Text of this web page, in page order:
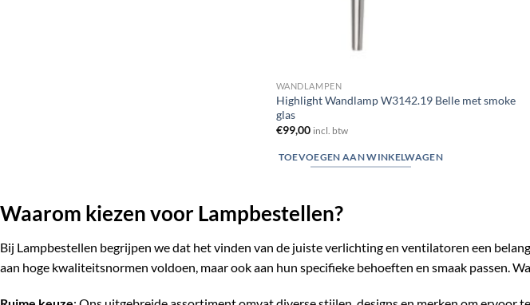
WANDLAMPEN
Highlight Wandlamp W3142.19 Belle met smoke
glas
€99,00 incl. btw
TOEVOEGEN AAN WINKELWAGEN
Waarom kiezen voor Lampbestellen?
Bij Lampbestellen begrijpen we dat het vinden van de juiste verlichting en ventilatoren een
aan hoge kwaliteitsnormen voldoen, maar ook aan hun specifieke behoeften en smaak passen.